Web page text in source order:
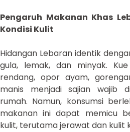
Pengaruh Makanan Khas
Kondisi Kulit
Hidangan Lebaran identik
gula, lemak, dan minyak.
rendang, opor ayam,
manis menjadi sajian wajib
rumah. Namun, konsumsi
makanan ini dapat memicu
kulit, terutama jerawat dan kulit